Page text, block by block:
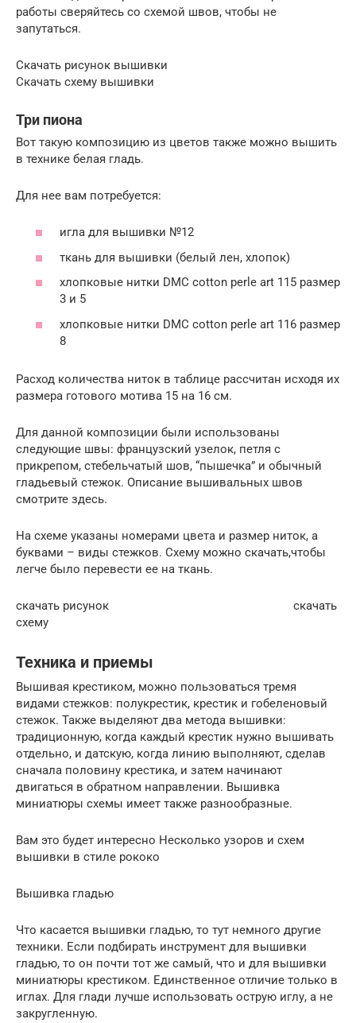
работы сверяйтесь со схемой швов, чтобы не
запутаться.
Скачать рисунок вышивки
Скачать схему вышивки
Три пиона
Вот такую композицию из цветов также можно вышить
в технике белая гладь.
Для нее вам потребуется:
игла для вышивки №12
ткань для вышивки (белый лен, хлопок)
хлопковые нитки DMC cotton perle art 115 размер
3 и 5
хлопковые нитки DMC cotton perle art 116 размер
8
Расход количества ниток в таблице рассчитан исходя их
размера готового мотива 15 на 16 см.
Для данной композиции были использованы
следующие швы: французский узелок, петля с
прикрепом, стебельчатый шов, “пышечка” и обычный
гладьевый стежок. Описание вышивальных швов
смотрите здесь.
На схеме указаны номерами цвета и размер ниток, а
буквами – виды стежков. Схему можно скачать,чтобы
легче было перевести ее на ткань.
скачать рисунок скачать
схему
Техника и приемы
Вышивая крестиком, можно пользоваться тремя
видами стежков: полукрестик, крестик и гобеленовый
стежок. Также выделяют два метода вышивки:
традиционную, когда каждый крестик нужно вышивать
отдельно, и датскую, когда линию выполняют, сделав
сначала половину крестика, и затем начинают
двигаться в обратном направлении. Вышивка
миниатюры схемы имеет также разнообразные.
Вам это будет интересно Несколько узоров и схем
вышивки в стиле рококо
Вышивка гладью
Что касается вышивки гладью, то тут немного другие
техники. Если подбирать инструмент для вышивки
гладью, то он почти тот же самый, что и для вышивки
миниатюры крестиком. Единственное отличие только в
иглах. Для глади лучше использовать острую иглу, а не
закругленную.